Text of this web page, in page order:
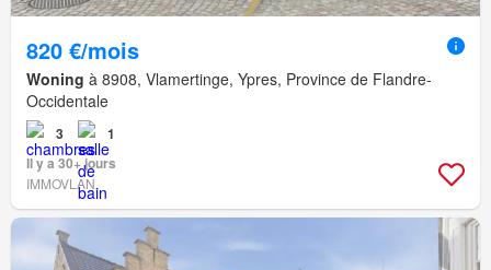
820 €/mois
Woning à 8908, Vlamertinge, Ypres, Province de Flandre-
Occidentale
3
1
Il y a 30+ jours
IMMOVLAN